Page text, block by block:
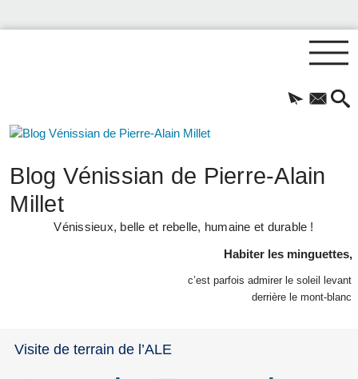
Blog Vénissian de Pierre-Alain
Millet
Vénissieux, belle et rebelle, humaine et durable !
Habiter les minguettes,
c’est parfois admirer le soleil levant
derrière le mont-blanc
Visite de terrain de l’ALE